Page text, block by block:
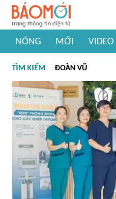
NÓNG MỚI VIDEO
#Khám phá thế giới
TÌM KIẾM ĐOÀN VŨ